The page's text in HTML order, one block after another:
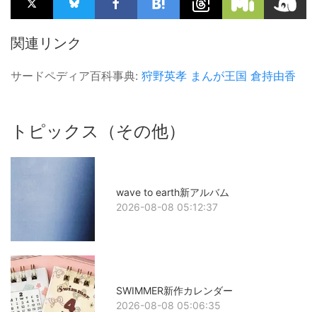
関連リンク
サードペディア百科事典: 狩野英孝 まんが王国 倉持由香
トピックス（その他）
wave to earth新アルバム
2026-08-08 05:12:37
SWIMMER新作カレンダー
2026-08-08 05:06:35